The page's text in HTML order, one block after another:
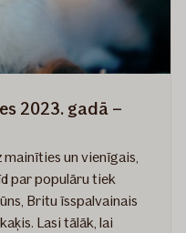
2023. gadā –
mainīties un vienīgais,
par populāru tiek
Britu īsspalvainais
Lasi tālāk, lai